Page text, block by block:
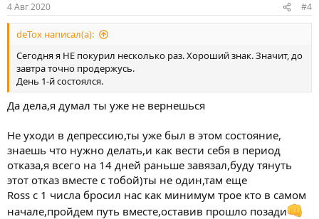
4 Авг 2020 #4
deTox написал(а):
Сегодня я НЕ покурил несколько раз. Хороший знак. Значит, до
завтра точно продержусь.
День 1-й состоялся.
Да дела,я думал ты уже не вернешься
Не уходи в депрессию,ты уже был в этом состояние,
знаешь что нужно делать,и как вести себя в период
отказа,я всего на 14 дней раньше завязал,буду тянуть
этот отказ вместе с тобой)ты не один,там еще
Ross с 1 числа бросил нас как минимум трое кто в самом
начале,пройдем путь вместе,оставив прошло позади